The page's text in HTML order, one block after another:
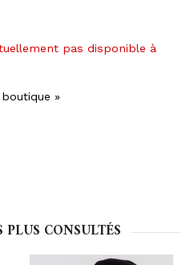
pas disponible à
»
CONSULTÉS